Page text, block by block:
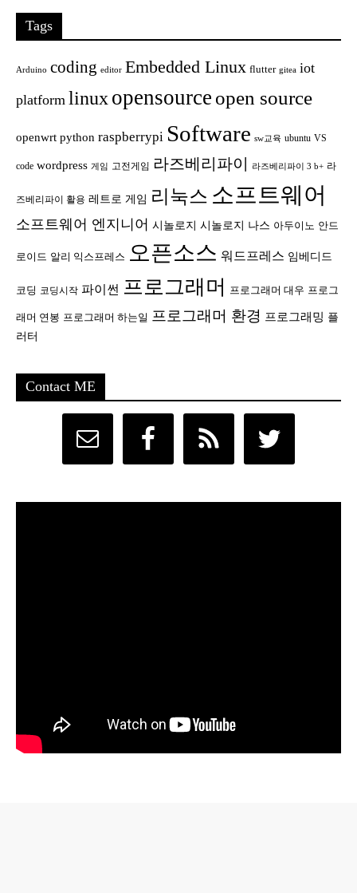
Tags
Arduino coding editor Embedded Linux flutter gitea iot
platform linux opensource open source
openwrt python raspberrypi Software sw교육 ubuntu VS
code wordpress 게임 고전게임 라즈베리파이 라즈베리파이 3 b+ 라
즈베리파이 활용 레트로 게임 리눅스 소프트웨어
소프트웨어 엔지니어 시놀로지 시놀로지 나스 아두이노 안드
로이드 알리 익스프레스 오픈소스 워드프레스 임베디드
코딩 코딩시작 파이썬 프로그래머 프로그래머 대우 프로그
래머 연봉 프로그래머 하는일 프로그래머 환경 프로그래밍 플
러터
Contact ME